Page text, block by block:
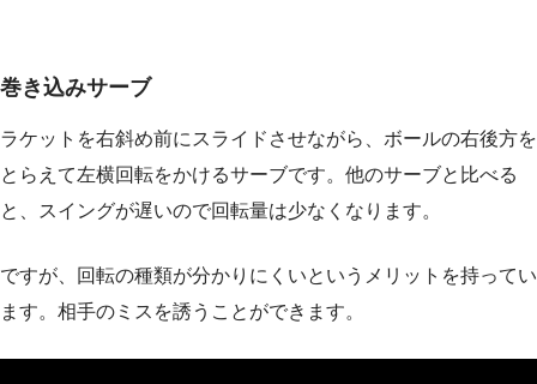
巻き込みサーブ
ラケットを右斜め前にスライドさせながら、ボールの右後方を
とらえて左横回転をかけるサーブです。他のサーブと比べる
と、スイングが遅いので回転量は少なくなります。
ですが、回転の種類が分かりにくいというメリットを持ってい
ます。相手のミスを誘うことができます。